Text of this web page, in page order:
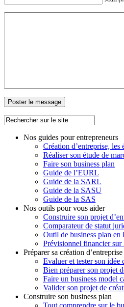
Nos guides pour entrepreneurs
Création d’entreprise, les
Réaliser son étude de
Faire son business plan
Guide de l’EURL
Guide de la SARL
Guide de la SASU
Guide de la SAS
Nos outils pour vous aider
Construire son projet
Comparateur de statut
Outil de business plan en
Prévisionnel financier sur
Préparer sa création d’entreprise
Evaluer et tester son idée
Bien préparer son projet
Faire un business model
Valider son projet de
Construire son business plan
Tout comprendre sur le